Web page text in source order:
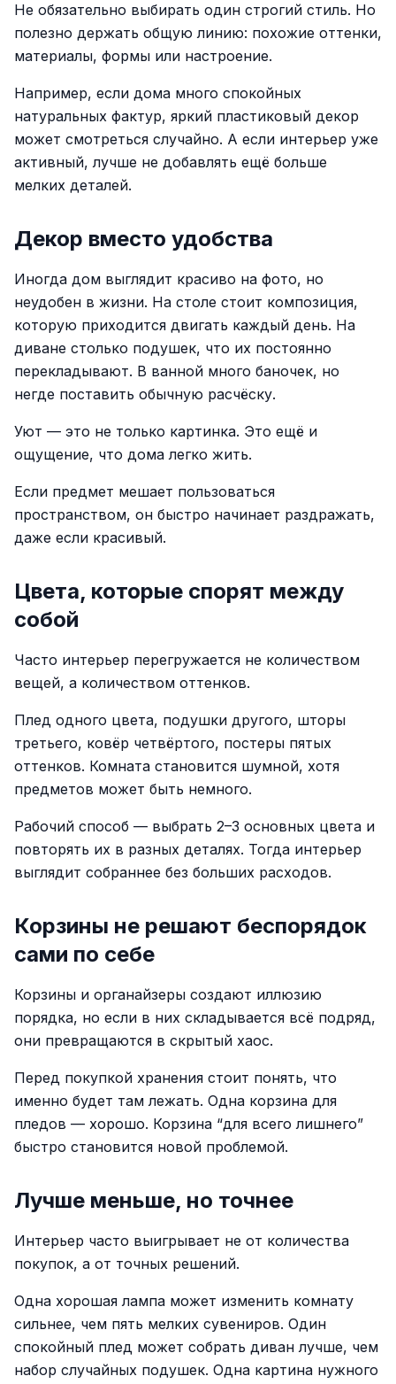
Не обязательно выбирать один строгий стиль. Но
полезно держать общую линию: похожие оттенки,
материалы, формы или настроение.
Например, если дома много спокойных
натуральных фактур, яркий пластиковый декор
может смотреться случайно. А если интерьер уже
активный, лучше не добавлять ещё больше
мелких деталей.
Декор вместо удобства
Иногда дом выглядит красиво на фото, но
неудобен в жизни. На столе стоит композиция,
которую приходится двигать каждый день. На
диване столько подушек, что их постоянно
перекладывают. В ванной много баночек, но
негде поставить обычную расчёску.
Уют — это не только картинка. Это ещё и
ощущение, что дома легко жить.
Если предмет мешает пользоваться
пространством, он быстро начинает раздражать,
даже если красивый.
Цвета, которые спорят между
собой
Часто интерьер перегружается не количеством
вещей, а количеством оттенков.
Плед одного цвета, подушки другого, шторы
третьего, ковёр четвёртого, постеры пятых
оттенков. Комната становится шумной, хотя
предметов может быть немного.
Рабочий способ — выбрать 2–3 основных цвета и
повторять их в разных деталях. Тогда интерьер
выглядит собраннее без больших расходов.
Корзины не решают беспорядок
сами по себе
Корзины и органайзеры создают иллюзию
порядка, но если в них складывается всё подряд,
они превращаются в скрытый хаос.
Перед покупкой хранения стоит понять, что
именно будет там лежать. Одна корзина для
пледов — хорошо. Корзина “для всего лишнего”
быстро становится новой проблемой.
Лучше меньше, но точнее
Интерьер часто выигрывает не от количества
покупок, а от точных решений.
Одна хорошая лампа может изменить комнату
сильнее, чем пять мелких сувениров. Один
спокойный плед может собрать диван лучше, чем
набор случайных подушек. Одна картина нужного